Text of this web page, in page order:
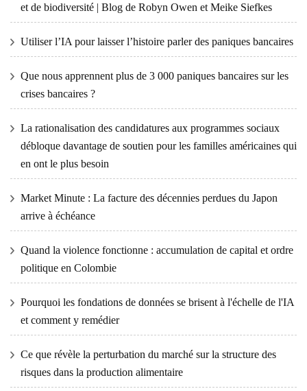
et de biodiversité | Blog de Robyn Owen et Meike Siefkes
Utiliser l’IA pour laisser l’histoire parler des paniques bancaires
Que nous apprennent plus de 3 000 paniques bancaires sur les
crises bancaires ?
La rationalisation des candidatures aux programmes sociaux
débloque davantage de soutien pour les familles américaines qui
en ont le plus besoin
Market Minute : La facture des décennies perdues du Japon
arrive à échéance
Quand la violence fonctionne : accumulation de capital et ordre
politique en Colombie
Pourquoi les fondations de données se brisent à l'échelle de l'IA
et comment y remédier
Ce que révèle la perturbation du marché sur la structure des
risques dans la production alimentaire